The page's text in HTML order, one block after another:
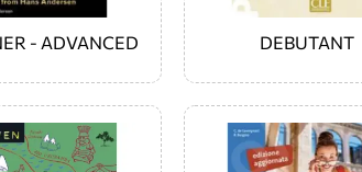
- ADVANCED DEBUTANT